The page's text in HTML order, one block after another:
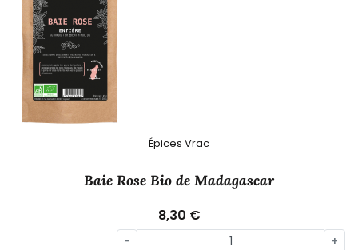
Épices Vrac
Baie Rose Bio de Madagascar
8,30 €
- +